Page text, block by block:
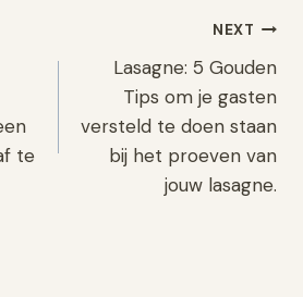
te
NEXT
Lasagne: 5 Gouden
Tips om je gasten
versteld te doen staan
bij het proeven van
jouw lasagne.